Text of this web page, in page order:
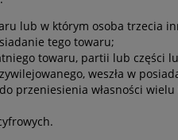
lub w którym osoba trzecia
tego towaru;
towaru, partii lub części
weszła w
przeniesienia własności